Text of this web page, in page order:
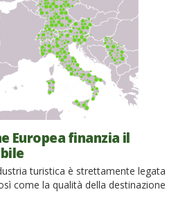
Europea finanzia il
turistica è strettamente legata
come la qualità della destinazione